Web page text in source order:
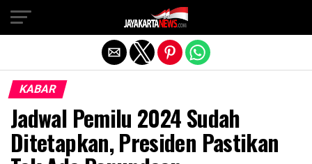
KABAR
Jadwal Pemilu 2024 Sudah
Ditetapkan, Presiden Pastikan
Exit mobile version